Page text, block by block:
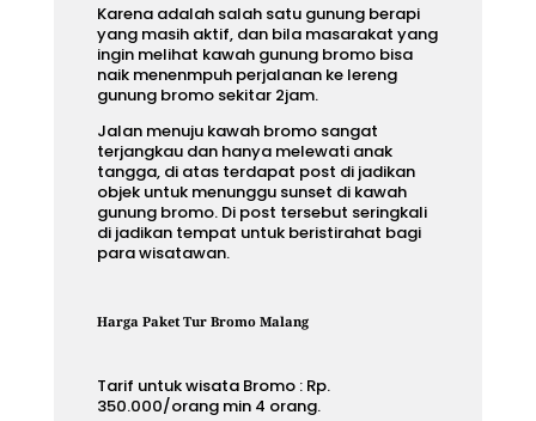
Karena adalah salah satu gunung berapi
yang masih aktif, dan bila masarakat yang
ingin melihat kawah gunung bromo bisa
naik menenmpuh perjalanan ke lereng
gunung bromo sekitar 2jam.
Jalan menuju kawah bromo sangat
terjangkau dan hanya melewati anak
tangga, di atas terdapat post di jadikan
objek untuk menunggu sunset di kawah
gunung bromo. Di post tersebut seringkali
di jadikan tempat untuk beristirahat bagi
para wisatawan.
Harga Paket Tur Bromo Malang
Tarif untuk wisata Bromo : Rp.
350.000/orang min 4 orang.